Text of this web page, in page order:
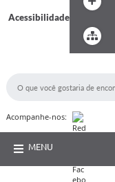
Acessibilidade
Acompanhe-nos:
MENU